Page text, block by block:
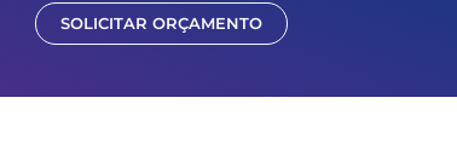
SOLICITAR ORÇAMENTO